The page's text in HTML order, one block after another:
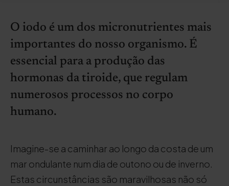
O iodo é um dos micronutrientes mais
importantes do nosso organismo. É
essencial para a produção das
hormonas da tiroide, que regulam
numerosos processos no corpo
humano.
Imagine-se a caminhar ao longo da costa de um
mar ondulante num dia de outono ou de inverno.
Estas circunstâncias são maravilhosas não só